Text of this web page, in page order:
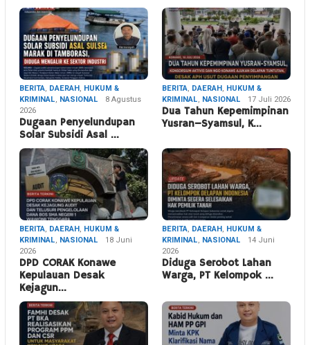
BERITA, DAERAH, HUKUM &
KRIMINAL, NASIONAL
8 Agustus
2026
Dugaan Penyelundupan
Solar Subsidi Asal …
BERITA, DAERAH, HUKUM &
KRIMINAL, NASIONAL 17 Juli 2026
Dua Tahun Kepemimpinan
Yusran–Syamsul, K…
BERITA, DAERAH, HUKUM &
KRIMINAL, NASIONAL
18 Juni
2026
DPD CORAK Konawe
Kepulauan Desak
Kejagun…
BERITA, DAERAH, HUKUM &
KRIMINAL, NASIONAL
14 Juni
2026
Diduga Serobot Lahan
Warga, PT Kelompok …